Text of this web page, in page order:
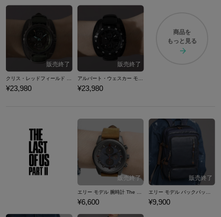
¥23,980 ¥23,980
商品を
もっと見る
¥6,600 ¥9,900